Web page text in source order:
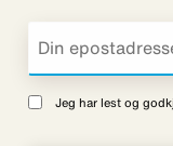
Jeg har lest og